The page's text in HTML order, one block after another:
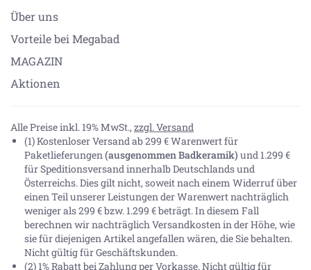
Über uns
Vorteile bei Megabad
MAGAZIN
Aktionen
Alle Preise inkl. 19% MwSt., zzgl. Versand
(1) Kostenloser Versand ab 299 € Warenwert für
Paketlieferungen(ausgenommen Badkeramik) und 1.299 €
für Speditionsversand innerhalb Deutschlands und
Österreichs. Dies gilt nicht, soweit nach einem Widerruf über
einen Teil unserer Leistungen der Warenwert nachträglich
weniger als 299 € bzw. 1.299 € beträgt. In diesem Fall
berechnen wir nachträglich Versandkosten in der Höhe, wie
sie für diejenigen Artikel angefallen wären, die Sie behalten.
Nicht gültig für Geschäftskunden.
(2) 1% Rabatt bei Zahlung per Vorkasse. Nicht gültig für